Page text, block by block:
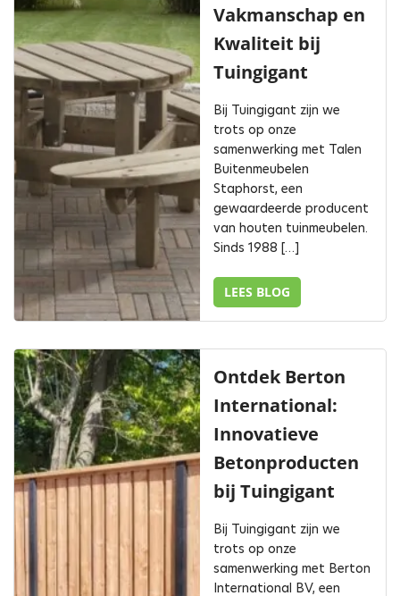
Vakmanschap en
Kwaliteit bij
Tuingigant
Bij Tuingigant zijn we
trots op onze
samenwerking met Talen
Buitenmeubelen
Staphorst, een
gewaardeerde producent
van houten tuinmeubelen.
Sinds 1988 […]
LEES BLOG
Ontdek Berton
International:
Innovatieve
Betonproducten
bij Tuingigant
Bij Tuingigant zijn we
trots op onze
samenwerking met Berton
International BV, een